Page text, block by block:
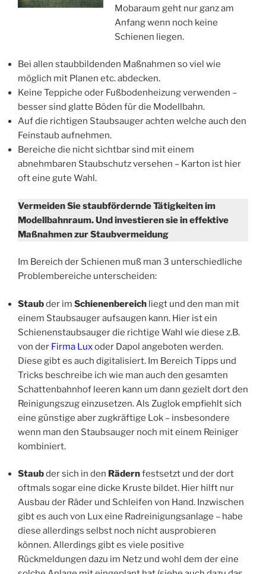
Mobaraum geht nur ganz am
Anfang wenn noch keine
Schienen liegen.
Bei allen staubbildenden Maßnahmen so viel wie
möglich mit Planen etc. abdecken.
Keine Teppiche oder Fußbodenheizung verwenden –
besser sind glatte Böden für die Modellbahn.
Auf die richtigen Staubsauger achten welche auch den
Feinstaub aufnehmen.
Bereiche die nicht sichtbar sind mit einem
abnehmbaren Staubschutz versehen – Karton ist hier
oft eine gute Wahl.
Vermeiden Sie staubfördernde Tätigkeiten im
Modellbahnraum. Und investieren sie in effektive
Maßnahmen zur Staubvermeidung
Im Bereich der Schienen muß man 3 unterschiedliche
Problembereiche unterscheiden:
Staubder im Schienenbereich liegt und den man mit
einem Staubsauger aufsaugen kann. Hier ist ein
Schienenstaubsauger die richtige Wahl wie diese z.B.
von der Firma Luxoder Dapol angeboten werden.
Diese gibt es auch digitalisiert. Im Bereich Tipps und
Tricks beschreibe ich wie man auch den gesamten
Schattenbahnhof leeren kann um dann gezielt dort den
Reinigungszug einzusetzen. Als Zuglok empfiehlt sich
eine günstige aber zugkräftige Lok – insbesondere
wenn man den Staubsauger noch mit einem Reiniger
kombiniert.
Staubder sich in den Rädernfestsetzt und der dort
oftmals sogar eine dicke Kruste bildet. Hier hilft nur
Ausbau der Räder und Schleifen von Hand. Inzwischen
gibt es auch von Lux eine Radreinigungsanlage – habe
diese allerdings selbst noch nicht ausprobieren
können. Allerdings gibt es viele positive
Rückmeldungen dazu im Netz und wohl dem der eine